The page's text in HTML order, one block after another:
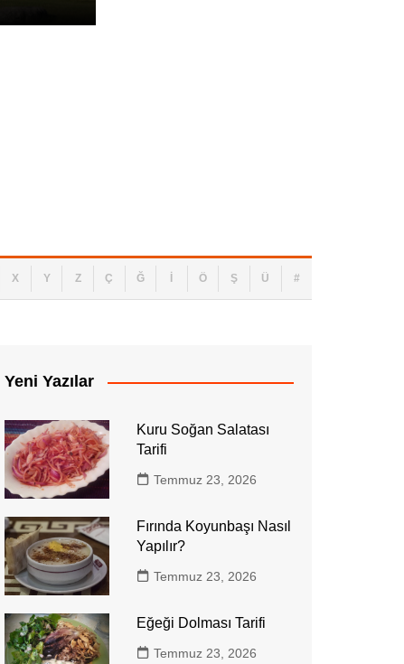
X Y Z Ç Ğ Ö Ş Ü #
Yeni Yazılar
Kuru Soğan Salatası
Tarifi
Temmuz 23, 2026
Fırında Koyunbaşı Nasıl
Yapılır?
Temmuz 23, 2026
Eğeği Dolması Tarifi
Temmuz 23, 2026